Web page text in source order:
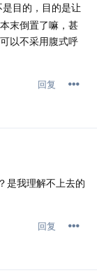
目的，目的是让
末倒置了嘛，甚
以不采用腹式呼
回复
是我理解不上去的
回复